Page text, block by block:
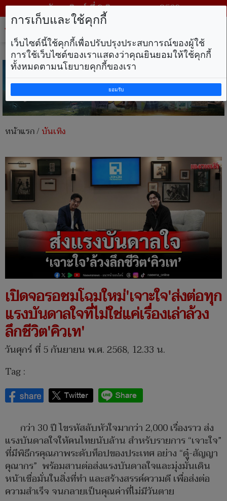
วันอาทิตย์ ที่ 9 สิงหาคม พ.ศ. 2569
หน้าแรก/บันเทิง
เปิดจอรอชมโฉมใหม่'เจาะใจ'ส่งต่อทุก
แรงบันดาลใจที่ไม่ใช่แค่เรื่องเล่าล้วง
ลึกชีวิต'คิวเท'
วันศุกร์ ที่ 5 กันยายน พ.ศ. 2568, 12.33 น.
Tag :
กว่า 30 ปี ไขรหัสลับหัวใจมากว่า 2,000 เรื่องราว ส่ง
แรงบันดาลใจให้คนไทยนับล้าน สำหรับรายการ “เจาะใจ”
ที่มีพิธีกรคุณภาพระดับท็อปของประเทศ อย่าง “ดู๋-สัญญา
คุณากร” พร้อมสานต่อส่งแรงบันดาลใจและมุ่งมั่นเดิน
หน้าเชื่อมั่นในสิ่งที่ทำ และสร้างสรรค์ความดี เพื่อส่งต่อ
ความสำเร็จ จนกลายเป็นคุณค่าที่ไม่มีวันตาย
การเก็บและใช้คุกกี้
เว็บไซต์นี้ใช้คุกกี้เพื่อปรับปรุงประสบการณ์ของผู้ใช้
การใช้เว็บไซต์ของเราแสดงว่าคุณยินยอมให้ใช้คุกกี้
ทั้งหมดตามนโยบายคุกกี้ของเรา
ยอมรับ